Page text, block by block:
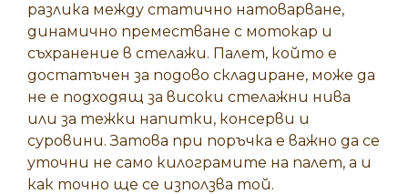
разлика между статично натоварване,
динамично преместване с мотокар и
съхранение в стелажи. Палет, който е
достатъчен за подово складиране, може да
не е подходящ за високи стелажни нива
или за тежки напитки, консерви и
суровини. Затова при поръчка е важно да се
уточни не само килограмите на палет, а и
как точно ще се използва той.